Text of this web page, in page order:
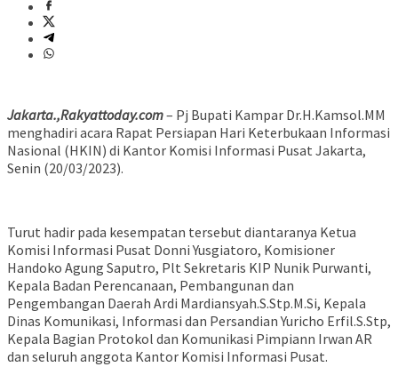
Jakarta.,Rakyattoday.com– Pj Bupati Kampar Dr.H.Kamsol.MM
menghadiri acara Rapat Persiapan Hari Keterbukaan Informasi
Nasional (HKIN) di Kantor Komisi Informasi Pusat Jakarta,
Senin (20/03/2023).
Turut hadir pada kesempatan tersebut diantaranya Ketua
Komisi Informasi Pusat Donni Yusgiatoro, Komisioner
Handoko Agung Saputro, Plt Sekretaris KIP Nunik Purwanti,
Kepala Badan Perencanaan, Pembangunan dan
Pengembangan Daerah Ardi Mardiansyah.S.Stp.M.Si, Kepala
Dinas Komunikasi, Informasi dan Persandian Yuricho Erfil.S.Stp,
Kepala Bagian Protokol dan Komunikasi Pimpiann Irwan AR
dan seluruh anggota Kantor Komisi Informasi Pusat.